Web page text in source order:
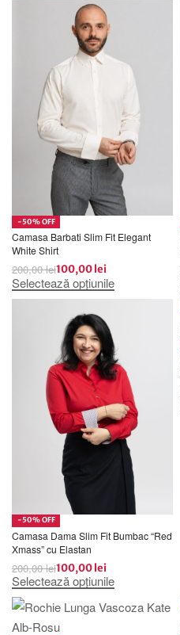
-50% OFF
Camasa Barbati Slim Fit Elegant
White Shirt
200,00lei100,00lei
Selectează opțiunile
-50% OFF
Camasa Dama Slim Fit Bumbac “Red
Xmass” cu Elastan
200,00lei100,00lei
Selectează opțiunile